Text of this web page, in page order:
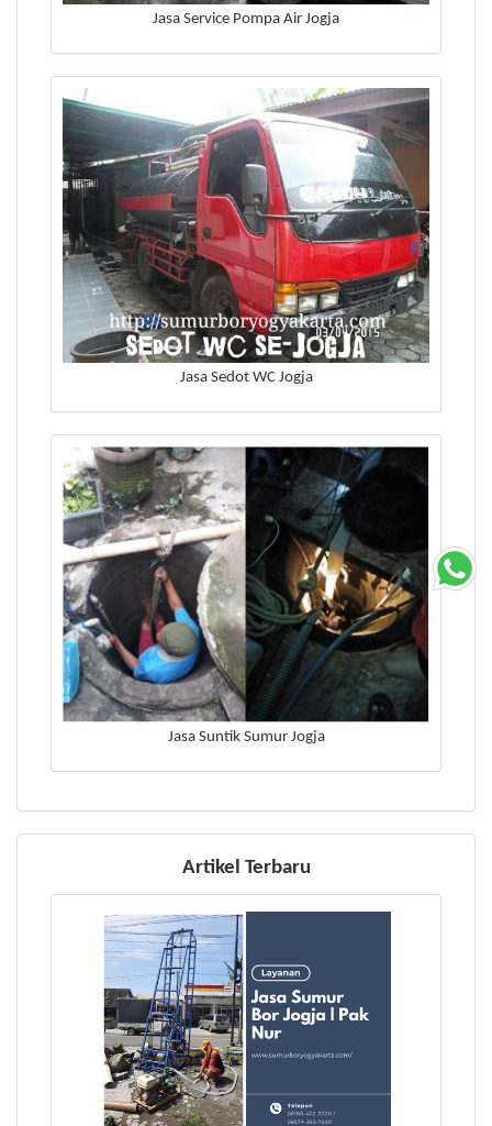
Jasa Service Pompa Air Jogja
Jasa Sedot WC Jogja
Jasa Suntik Sumur Jogja
Artikel Terbaru